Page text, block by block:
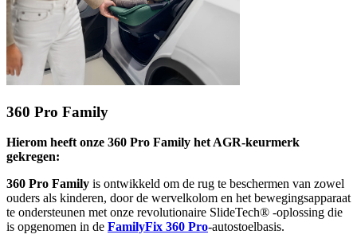
360 Pro Family
Hierom heeft onze 360 Pro Family het AGR-keurmerk
gekregen:
360 Pro Family is ontwikkeld om de rug te beschermen van zowel
ouders als kinderen, door de wervelkolom en het bewegingsapparaat
te ondersteunen met onze revolutionaire SlideTech® -oplossing die
is opgenomen in de FamilyFix 360 Pro-autostoelbasis.